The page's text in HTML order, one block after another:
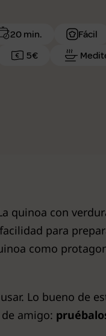
20 min. Fácil
5€
quinoa con
para
como
Lo bueno de
amigo: